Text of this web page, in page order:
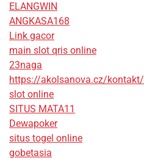
ELANGWIN
ANGKASA168
Link gacor
main slot qris online
23naga
https://akolsanova.cz/kontakt/
slot online
SITUS MATA11
Dewapoker
situs togel online
gobetasia